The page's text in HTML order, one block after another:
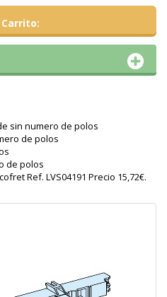
Carrito
sin numero de polos
de polos
de polos
Ref. LVS04191 Precio 15,72€.